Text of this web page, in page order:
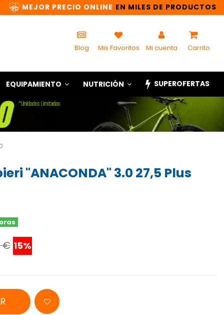
MEJOR PRECIO ONLINE EN MILES DE PRODUCTOS
Blog Mis Favoritos Mi cuenta Carrito
EQUIPAMIENTO NUTRICIÓN SUPEROFERTAS
"ANACONDA" 3.0 27,5 Plus
€ 15%